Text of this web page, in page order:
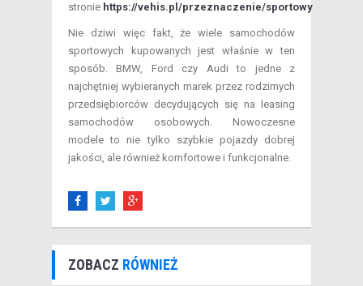
stronie https://vehis.pl/przeznaczenie/sportowy
Nie dziwi więc fakt, że wiele samochodów
sportowych kupowanych jest właśnie w ten
sposób. BMW, Ford czy Audi to jedne z
najchętniej wybieranych marek przez rodzimych
przedsiębiorców decydujących się na leasing
samochodów osobowych. Nowoczesne
modele to nie tylko szybkie pojazdy dobrej
jakości, ale również komfortowe i funkcjonalne.
ZOBACZ RÓWNIEŻ